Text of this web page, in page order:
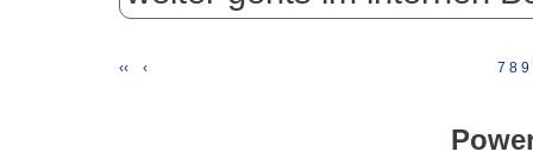
‹‹ ‹ 7 8 9